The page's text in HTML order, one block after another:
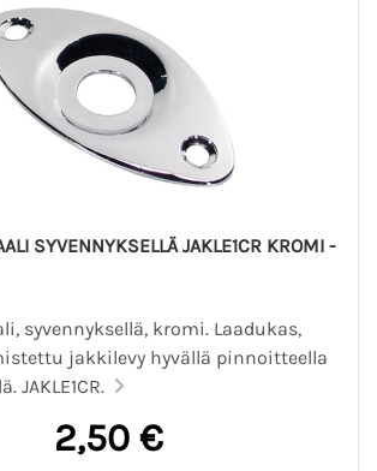
SYVENNYKSELLÄ JAKLE1CR KROMI -
syvennyksellä, kromi. Laadukas,
jakkilevy hyvällä pinnoitteella
JAKLE1CR.
2,50 €